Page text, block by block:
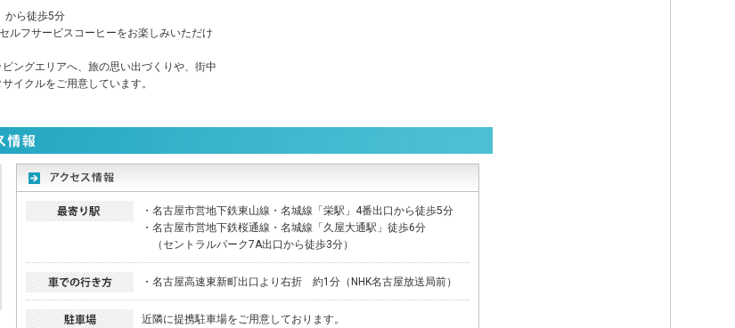
から徒歩5分
ルフサービスコーヒーをお楽しみいただけ
ングエリアへ、旅の思い出づくりや、街中
イクルをご用意しています。
・名古屋市営地下鉄東山線・名城線「栄駅」4番出口から徒歩5分
・名古屋市営地下鉄桜通線・名城線「久屋大通駅」徒歩6分
（セントラルパーク7A出口から徒歩3分）
・名古屋高速東新町出口より右折 約1分（NHK名古屋放送局前）
近隣に提携駐車場をご用意しております。